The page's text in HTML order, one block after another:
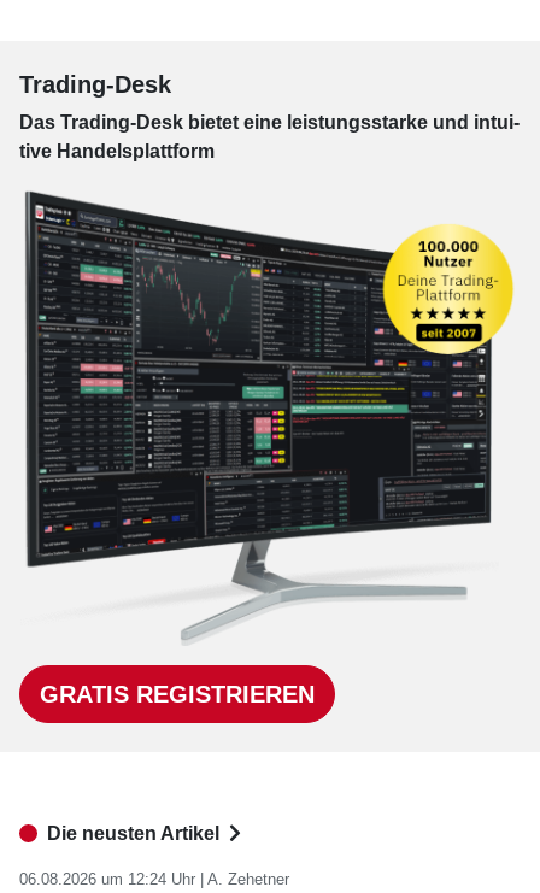
Trading-Desk
Das Trading-Desk bie­tet eine leis­tungs­star­ke und in­tui­
tive Han­dels­platt­form
GRATIS REGISTRIEREN
Die neusten Artikel
06.08.2026 um 12:24 Uhr | A. Zehetner